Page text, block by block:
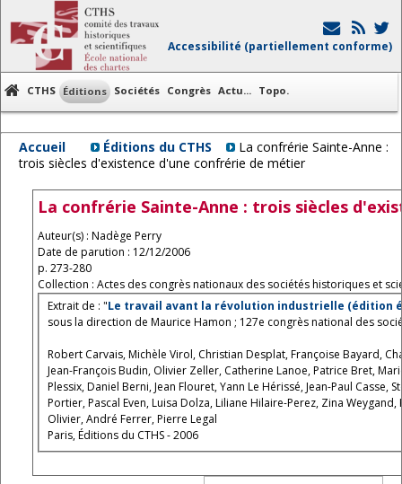
Accessibilité (partiellement conforme)
CTHS Éditions Sociétés Congrès Actu... Topo.
Accueil Éditions du CTHS
La confrérie Sainte-Anne :
trois siècles d'existence d'une confrérie de métier
La confrérie Sainte-Anne : trois siècles
Auteur(s) : Nadège Perry
Date de parution : 12/12/2006
p. 273-280
Collection : Actes des congrès nationaux des sociétés historiques et
Extrait de : "Le travail avant la révolution industrielle (édition
sous la direction de Maurice Hamon ; 127e congrès national des
Robert Carvais, Michèle Virol, Christian Desplat, Françoise Bayard, Charlotte Guichard, Michèle Toucas-Bouteau, Dominique Flon, Ania Guini-Skliar,
Jean-François Budin, Olivier Zeller, Catherine Lanoe, Patrice Bret,
Plessix, Daniel Berni, Jean Flouret, Yann Le Hérissé, Jean-Paul
Portier, Pascal Even, Luisa Dolza, Liliane Hilaire-Perez, Zina
Olivier, André Ferrer, Pierre Legal
Paris, Éditions du CTHS - 2006